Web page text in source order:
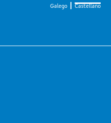
Galego Castellano